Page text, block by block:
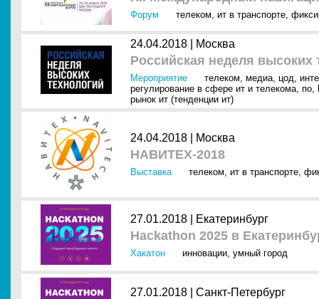
Форум телеком, ит в транспорте,
24.04.2018 | Москва
Российская неделя высоких
Мероприятие телеком, медиа, цод,
регулирование в сфере ит и телекома, по,
рынок ит (тенденции ит)
24.04.2018 | Москва
НАВИТЕХ-2018
Выставка телеком, ит в транспорте,
27.01.2018 | Екатеринбург
Hackathon 2025 в
Хакатон инновации, умный город
27.01.2018 | Санкт-Петербург